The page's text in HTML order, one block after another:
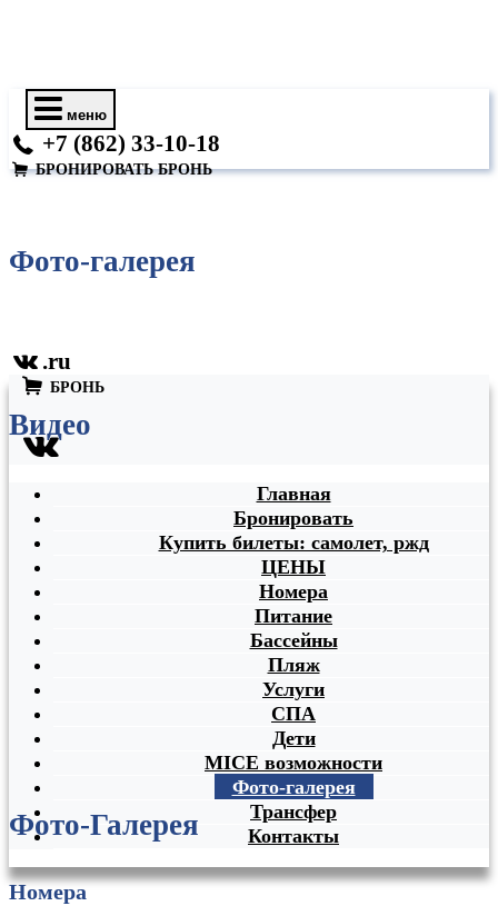
меню
+7 (862) 33-10-18
БРОНИРОВАТЬ БРОНЬ
.ru
БРОНЬ
Главная
Бронировать
Купить билеты: самолет, ржд
ЦЕНЫ
Номера
Питание
Бассейны
Пляж
Услуги
СПА
Дети
MICE возможности
Фото-галерея
Трансфер
Контакты
Фото-галерея
Видео
Фото-Галерея
Номера